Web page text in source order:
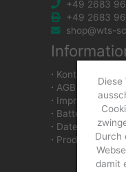
+49 2683
+49 2683
shop@wts-
∙ Kontakt
∙ AGB
∙ Impressum
∙
∙
∙ Produkte
Diese
Durch
damit